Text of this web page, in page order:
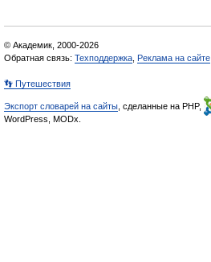
© Академик, 2000-2026
Обратная связь: Техподдержка Реклама на сайте
👣 Путешествия
Экспорт словарей на сайты , сделанные на PHP,
WordPress, MODx.